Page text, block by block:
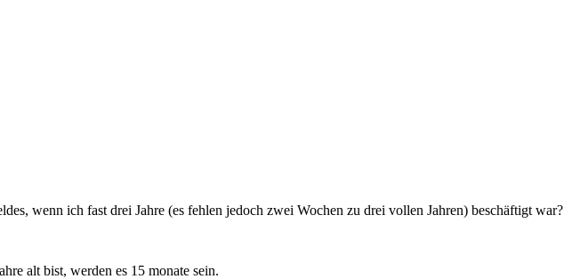
wenn ich fast drei Jahre (es fehlen jedoch zwei Wochen zu drei vollen Jahren) beschäftigt war?
alt bist, werden es 15 monate sein.